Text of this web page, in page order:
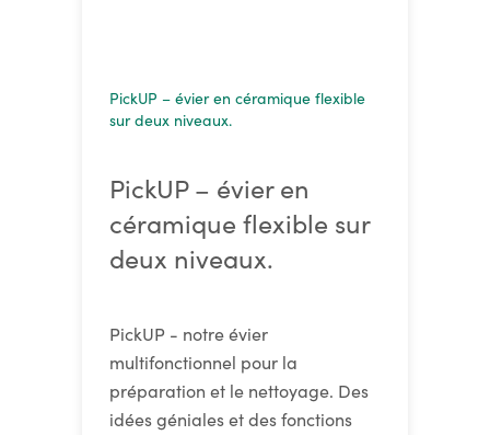
PickUP – évier en céramique flexible
sur deux niveaux.
PickUP – évier en
céramique flexible sur
deux niveaux.
PickUP - notre évier
multifonctionnel pour la
préparation et le nettoyage. Des
idées géniales et des fonctions